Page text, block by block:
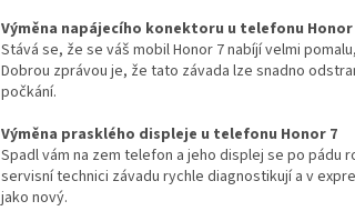
Výměna napájecího konektoru u telefonu Honor
Stává se, že se váš mobil Honor 7 nabíjí velmi
Dobrou zprávou je, že tato závada lze snadno
počkání.
Výměna prasklého displeje u telefonu Honor 7
Spadl vám na zem telefon a jeho displej se po pádu
servisní technici závadu rychle diagnostikují a v
jako nový.